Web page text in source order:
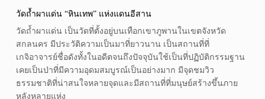
วัดถ้ำผาแด่น “หินเทพ” แห่งแดนอีสาน
วัดถ้ำผาแด่น เป็นวัดที่ตั้งอยู่บนเทือกเขาภูพานในเขตจังหวัด
สกลนคร มีประวัติความเป็นมาที่ยาวนาน เป็นสถานที่ที่
เกจิอาจารย์ชื่อดังทั้งในอดีตจนถึงปัจจุบันใช้เป็นที่ปฏิบัติกรรมฐาน
เคยเป็นป่าที่มีความอุดมสมบูรณ์เป็นอย่างมาก มีจุดชมวิว
ธรรมชาติที่น่าสนใจหลายจุดและมีสถานที่ที่มนุษย์สร้างขึ้นภาย
หลังหลายแห่ง